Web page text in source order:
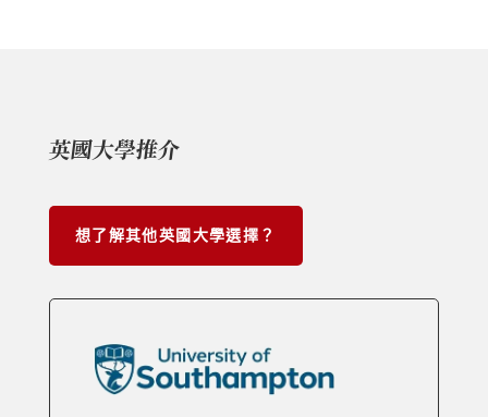
英國大學推介
想了解其他英國大學選擇？